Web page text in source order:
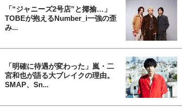
「“ジャニーズ2号店”と揶揄…」
TOBEが抱えるNumber_i一強の歪
み...
「明確に待遇が変わった」嵐・二
宮和也が語る大ブレイクの理由。
SMAP、Sn...